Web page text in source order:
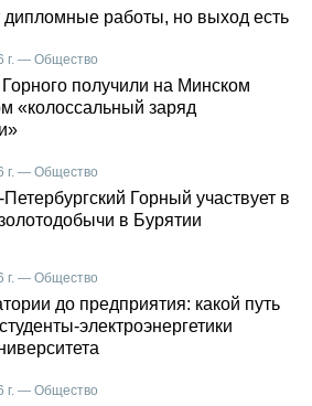
работы, но выход есть
г. — Общество
получили на Минском
«колоссальный заряд
г. — Общество
Петербургский Горный участвует в
в Бурятии
г. — Общество
до предприятия: какой путь
электроэнергетики
г. — Общество